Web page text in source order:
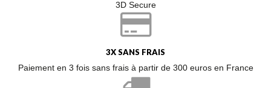
3D Secure
3X SANS FRAIS
Paiement en 3 fois sans frais à partir de 300 euros en France